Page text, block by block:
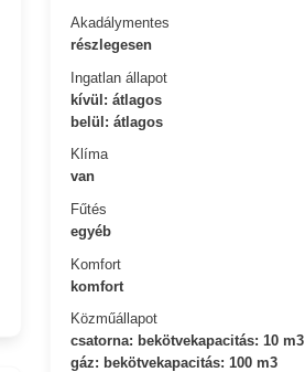
Akadálymentes
részlegesen
Ingatlan állapot
kívül: átlagos
belül: átlagos
Klíma
van
Fűtés
egyéb
Komfort
komfort
Közműállapot
csatorna: bekötvekapacitás: 10 m3
gáz: bekötvekapacitás: 100 m3